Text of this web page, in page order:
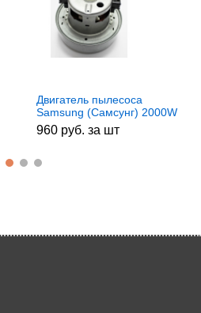
Двигатель пылесоса
Samsung (Самсунг) 2000W
ISL261, VCM1800un,
VC07156FQw, DJ31-
ISL162, ISL119, DJ31-
960 руб. за шт